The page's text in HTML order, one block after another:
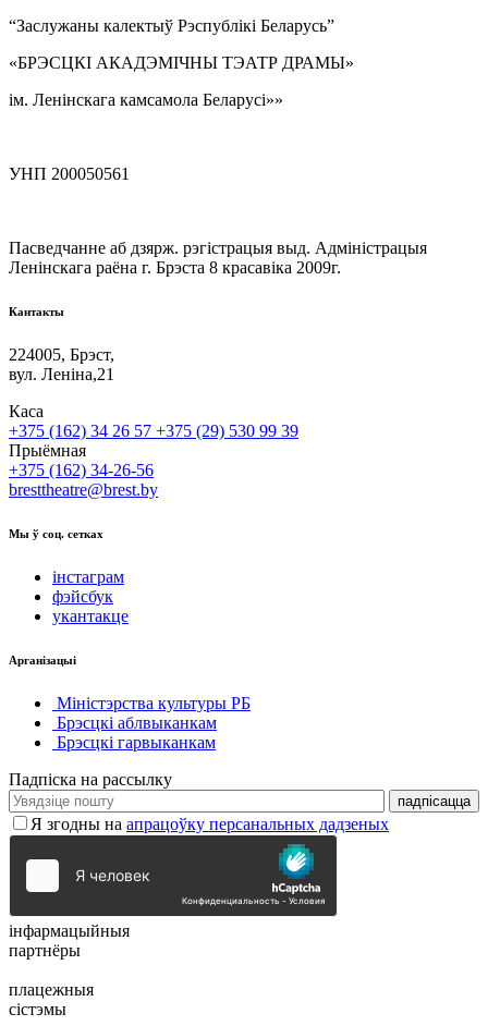
“Заслужаны калектыў Рэспублікі Беларусь”
«БРЭСЦКІ АКАДЭМІЧНЫ ТЭАТР ДРАМЫ»
ім. Ленінскага камсамола Беларусі»»
УНП 200050561
Пасведчанне аб дзярж. рэгістрацыя выд. Адміністрацыя
Ленінскага раёна г. Брэста 8 красавіка 2009г.
Кантакты
224005, Брэст,
вул. Леніна,21
Каса
+375 (162) 34 26 57 +375 (29) 530 99 39
Прыёмная
+375 (162) 34-26-56
bresttheatre@brest.by
Мы ў соц. сетках
інстаграм
фэйсбук
укантакце
Арганізацыі
Міністэрства культуры РБ
Брэсцкі аблвыканкам
Брэсцкі гарвыканкам
Падпіска на рассылку
Я згодны на апрацоўку персанальных дадзеных
інфармацыйныя
партнёры
плацежныя
сістэмы